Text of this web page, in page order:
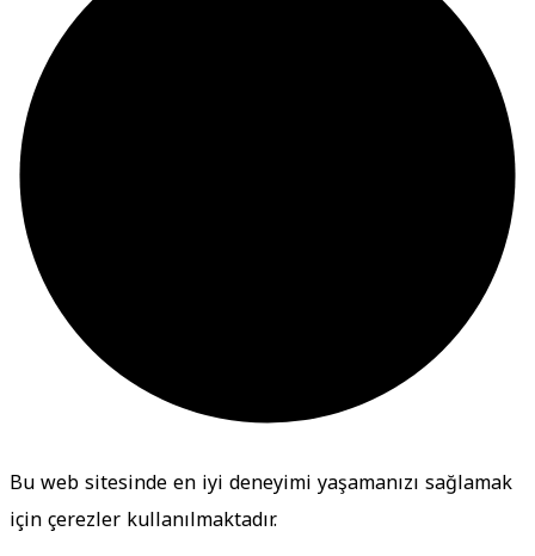
Bu web sitesinde en iyi deneyimi yaşamanızı sağlamak
için çerezler kullanılmaktadır.